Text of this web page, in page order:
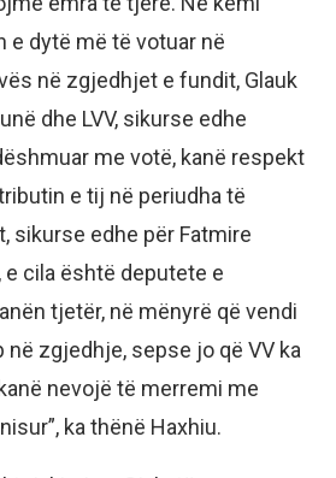
e dytë më të votuar në
në zgjedhjet e fundit, Glauk
dhe LVV, sikurse edhe
me votë, kanë respekt
e tij në periudha të
sikurse edhe për Fatmire
e cila është deputete e
tjetër, në mënyrë që vendi
zgjedhje, sepse jo që VV ka
nevojë të merremi me
ka thënë Haxhiu.